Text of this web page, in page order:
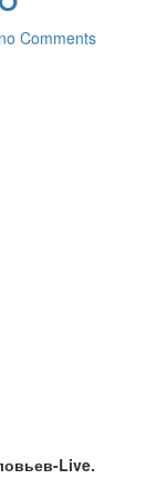
no Comments
Live.